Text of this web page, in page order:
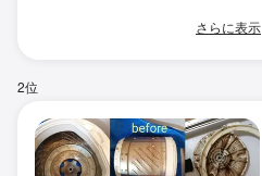
さらに表示
2位